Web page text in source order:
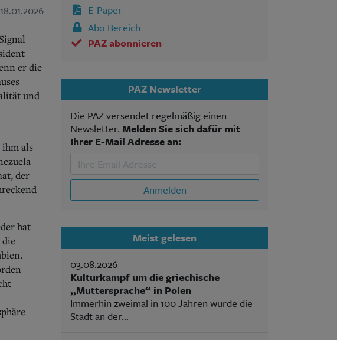
18.01.2026
er die
und
als
der
hat
E-Paper
Abo Bereich
PAZ abonnieren
PAZ Newsletter
Die PAZ versendet regelmäßig einen
Newsletter. Melden Sie sich dafür mit
Ihrer E-Mail Adresse an:
Anmelden
Meist gelesen
03.08.2026
Kulturkampf um die griechische
„Muttersprache“ in Polen
Immerhin zweimal in 100 Jahren wurde die
Stadt an der...